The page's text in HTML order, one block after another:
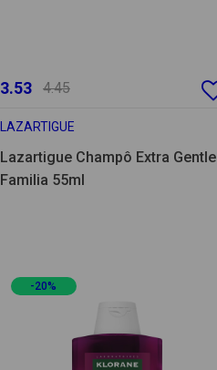
3.53 4.45
LAZARTIGUE
Lazartigue Champô Extra Gentle
Familia 55ml
-20%